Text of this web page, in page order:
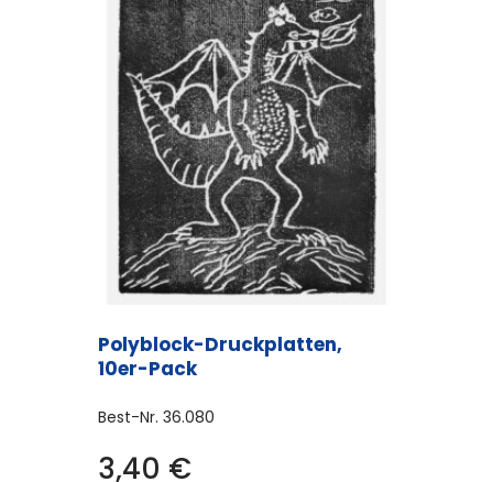
Polyblock-Druckplatten,
10er-Pack
Best-Nr. 36.080
3,40 €